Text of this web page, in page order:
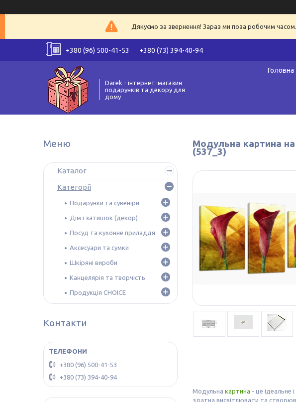
Дякуємо за звернення! Зараз ми поза робочим
+380 (96) 500-41-53 +380 (73) 394-40-94
Darek - інтернет-магазин
подарунків та декору для
дому
Головна
Модульна картина на
(537_3)
Модульна картина - це ідеальне
здатна висвітлювати та
Каталог
Категорії
Подарунки та сувеніри
Дім і затишок (декор)
Посуд та кухонне приладдя
Аксесуари та сумки
Шкіряні вироби
Канцелярія та творчість
Продукція CHOICE
Контакти
+380 (96) 500-41-53
+380 (73) 394-40-94